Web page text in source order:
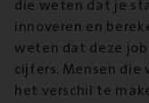
innoveren en
weten dat deze
cijfers. Mensen
het verschil te